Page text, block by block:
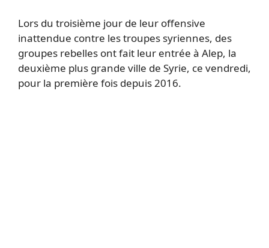
Lors du troisième jour de leur offensive
inattendue contre les troupes syriennes, des
groupes rebelles ont fait leur entrée à Alep, la
deuxième plus grande ville de Syrie, ce vendredi,
pour la première fois depuis 2016.